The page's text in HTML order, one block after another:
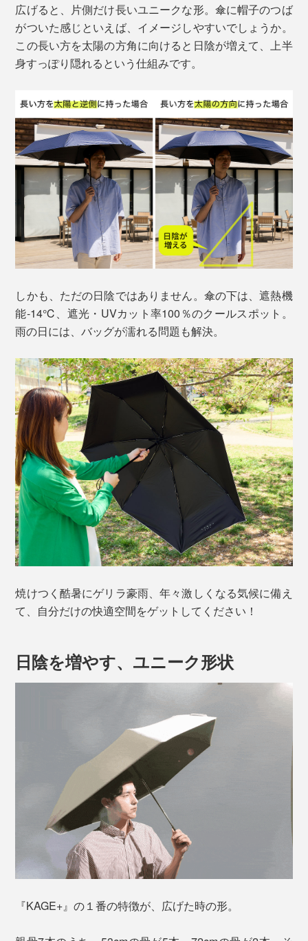
広げると、片側だけ長いユニークな形。傘に帽子のつば
がついた感じといえば、イメージしやすいでしょうか。
この長い方を太陽の方角に向けると日陰が増えて、上半
身すっぽり隠れるという仕組みです。
しかも、ただの日陰ではありません。傘の下は、遮熱機
能-14℃、遮光・UVカット率100％のクールスポット。
雨の日には、バッグが濡れる問題も解決。
焼けつく酷暑にゲリラ豪雨、年々激しくなる気候に備え
て、自分だけの快適空間をゲットしてください！
日陰を増やす、ユニーク形状
『KAGE+』の１番の特徴が、広げた時の形。